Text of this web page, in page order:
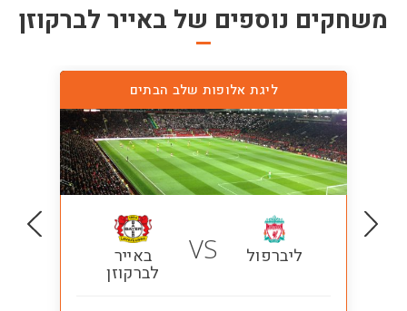
משחקים נוספים של באייר לברקוזן
ליגת אלופות שלב הבתים
ליברפול VS באייר
לברקוזן